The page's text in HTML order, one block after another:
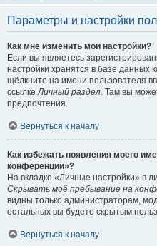
Параметры и настройки
Как мне изменить мои настройки?
Если вы являетесь
настройки хранятся в базе
щёлкните на имени пользователя
ссылкеЛичный раздел. Там вы
предпочтения.
Вернуться к началу
Как избежать появления моего
конференции»?
На вкладке «Личные настройки» в
Скрывать моё пребывание на
видны только администраторам,
остальных вы будете скрытым
Вернуться к началу